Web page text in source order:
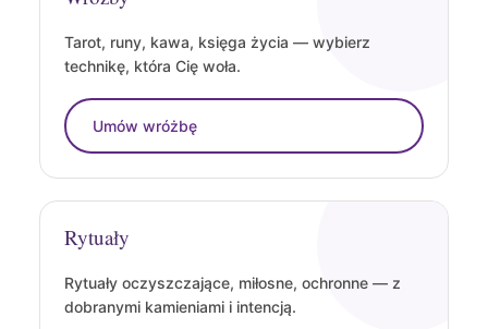
Tarot, runy, kawa, księga życia — wybierz
technikę, która Cię woła.
Umów wróżbę
Rytuały
Rytuały oczyszczające, miłosne, ochronne — z
dobranymi kamieniami i intencją.